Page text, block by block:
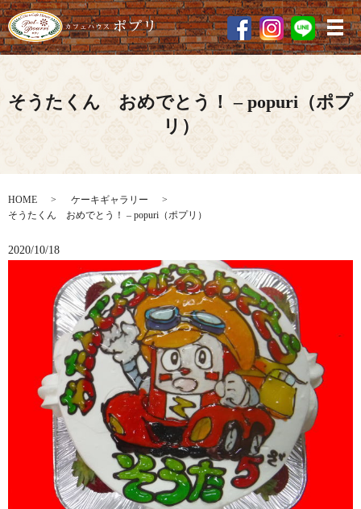
メ
そうたくん おめでとう！ – popuri（ポプ
リ）
HOME
ケーキギャラリー
そうたくん おめでとう！ – popuri（ポプリ）
2020/10/18